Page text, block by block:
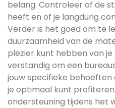
belang. Controleer of de
heeft en of je langdurig
Verder is het goed om te
duurzaamheid van de
plezier kunt hebben van je
verstandig om een
jouw specifieke
je optimaal kunt
ondersteuning tijdens het